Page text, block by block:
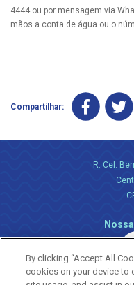
4444 ou por mensagem via
mãos a conta de água ou o
Compartilhar:
R. Cel.
By clicking “Accept All
cookies on your device to